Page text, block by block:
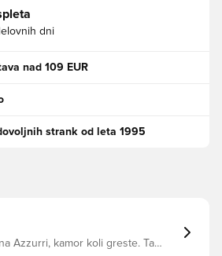
dni
nad 109 EUR
strank od leta 1995
Azzurri, kamor koli greste. Ta